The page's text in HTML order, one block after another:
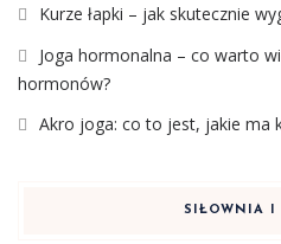
Kurze łapki – jak skutecznie
Joga hormonalna – co warto
hormonów?
Akro joga: co to jest, jakie ma
SIŁOWNIA I